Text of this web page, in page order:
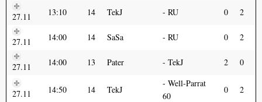
27.11 13:10 14 TekJ RU 0 2
27.11 14:00 14 SaSa RU 0 2
27.11 14:00 13 Pater TekJ 2 0
27.11 14:50 14 TekJ
Well-Parrat
60
0 2